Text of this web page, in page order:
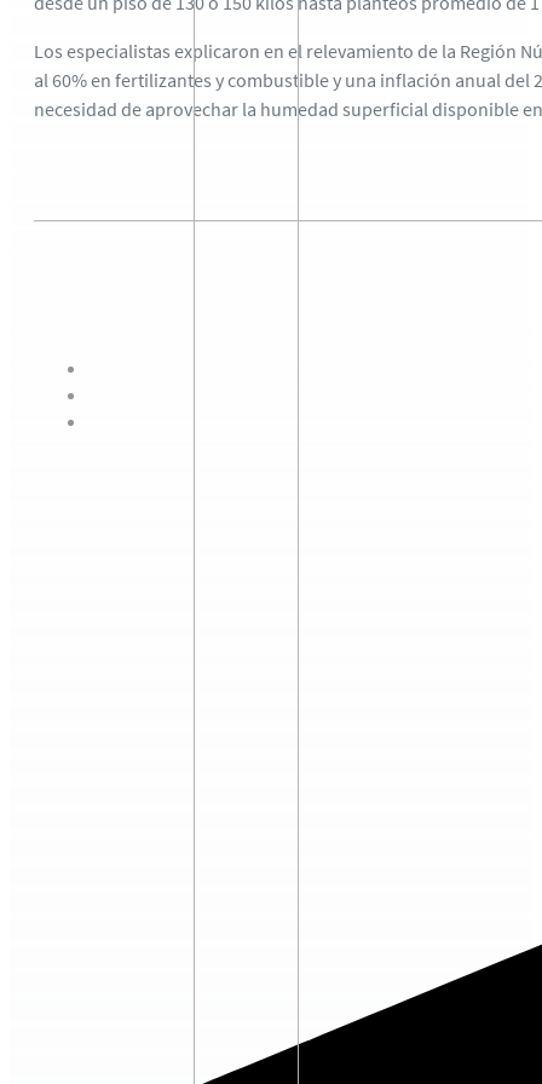
Los especialistas explicaron en el relevamiento de la Región
al 60% en fertilizantes y combustible y una inflación anual del
necesidad de aprovechar la humedad superficial disponible